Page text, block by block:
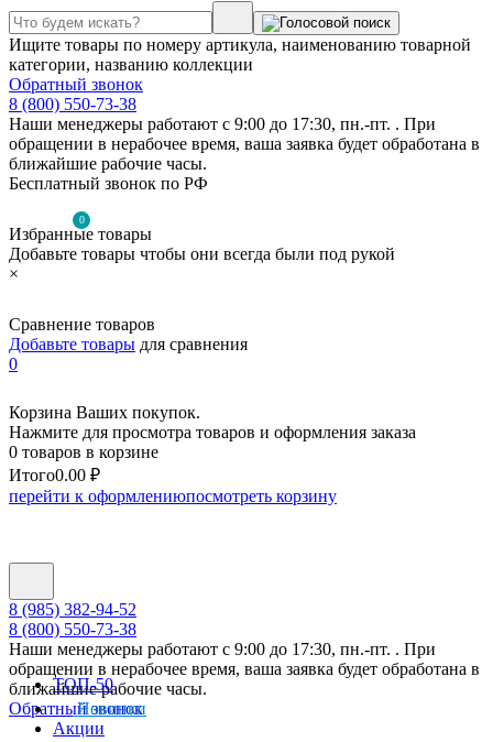
Ищите товары по номеру артикула, наименованию товарной
категории, названию коллекции
Обратный звонок
8 (800) 550-73-38
Наши менеджеры работают с 9:00 до 17:30, пн.-пт. . При
обращении в нерабочее время, ваша заявка будет обработана в
ближайшие рабочие часы.
Бесплатный звонок по РФ
0
Избранные товары
Добавьте товары чтобы они всегда были под рукой
×
Сравнение товаров
Добавьте товары для сравнения
0
Корзина Ваших покупок.
Нажмите для просмотра товаров и оформления заказа
0 товаров в корзине
Итого0.00 ₽
перейти к оформлениюпосмотреть корзину
8 (985) 382-94-52
8 (800) 550-73-38
Наши менеджеры работают с 9:00 до 17:30, пн.-пт. . При
обращении в нерабочее время, ваша заявка будет обработана в
ближайшие рабочие часы.
Обратный звонок
ТОП-50
Новинки
Акции